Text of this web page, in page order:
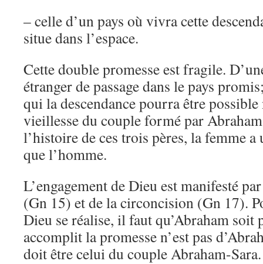
– celle d’un pays où vivra cette
situe dans l’espace.
Cette double promesse est fragile.
étranger de passage dans le pays
qui la descendance pourra être
vieillesse du couple formé par
l’histoire de ces trois pères, la femme
que l’homme.
L’engagement de Dieu est manifesté
(Gn 15) et de la circoncision (Gn 17).
Dieu se réalise, il faut qu’Abraham soit
accomplit la promesse n’est pas
doit être celui du couple Abraham-Sara.